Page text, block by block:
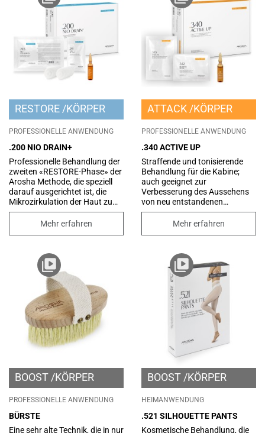
RESTORE KÖRPER
PROFESSIONELLE ANWENDUNG
.200 NIO DRAIN+
Professionelle Behandlung der
zweiten «RESTORE-Phase» der
Arosha Methode, die speziell
darauf ausgerichtet ist, die
Mikrozirkulation der Haut zu
stimulieren und das
Lymphsystem dabei zu
die für Wassereinlagerungen,
Schwellungen und ödematöse
Cellulite verantwortlich sind,
abzuleiten.
Mehr erfahren
ATTACK KÖRPER
PROFESSIONELLE ANWENDUNG
.340 ACTIVE UP
Straffende und tonisierende
Behandlung für die Kabine;
auch geeignet zur
Verbesserung des Aussehens
von neu entstandenen
Dehnungsstreifen.
Angereichert mit der speziellen
Schwerkraft bekämpft, indem
sie die elastischen Fasern
restrukturiert, die Synthese von
neuem Kollagen stimuliert und
das natürliche
Hydratationssystem der Haut
verbessert. Für eine straffere,
kompaktere und festere Haut.
Mehr erfahren
BOOST KÖRPER
PROFESSIONELLE ANWENDUNG
BÜRSTE
Eine sehr alte Technik, die in nur
BOOST KÖRPER
HEIMANWENDUNG
.521 SILHOUETTE PANTS
Kosmetische Behandlung, die